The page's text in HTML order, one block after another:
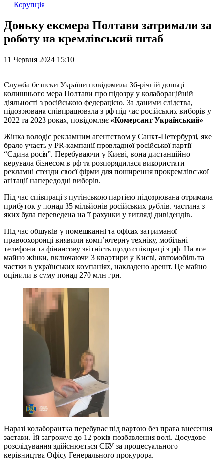
Корупція
Доньку ексмера Полтави затримали за
роботу на кремлівський штаб
11 Червня 2024 15:10
Служба безпеки України повідомила 36-річній доньці
колишнього мера Полтави про підозру у колабораційній
діяльності з російською федерацією. За даними слідства,
підозрювана співпрацювала з рф під час російських виборів у
2022 та 2023 роках, повідомляє «Комерсант Український»
Жінка володіє рекламним агентством у Санкт-Петербурзі, яке
брало участь у PR-кампанії провладної російської партії
“Єдина росія”. Перебуваючи у Києві, вона дистанційно
керувала бізнесом в рф та розпорядилася використати
рекламні стенди своєї фірми для поширення прокремлівської
агітації напередодні виборів.
Під час співпраці з путінською партією підозрювана отримала
прибуток у понад 35 мільйонів російських рублів, частина з
яких була переведена на її рахунки у вигляді дивідендів.
Під час обшуків у помешканні та офісах затриманої
правоохоронці виявили комп’ютерну техніку, мобільні
телефони та фінансову звітність щодо співпраці з рф. На все
майно жінки, включаючи 3 квартири у Києві, автомобіль та
частки в українських компаніях, накладено арешт. Це майно
оцінили в суму понад 270 млн грн.
Наразі колаборантка перебуває під вартою без права внесення
застави. Їй загрожує до 12 років позбавлення волі. Досудове
розслідування здійснюється СБУ за процесуального
керівництва Офісу Генерального прокурора.